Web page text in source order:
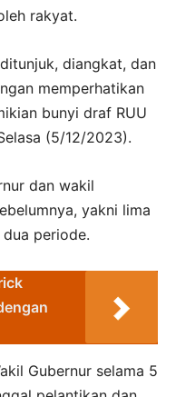
rakyat.
diangkat, dan
memperhatikan
bunyi draf RUU
(5/12/2023).
dan wakil
yakni lima
periode.
Gubernur selama 5